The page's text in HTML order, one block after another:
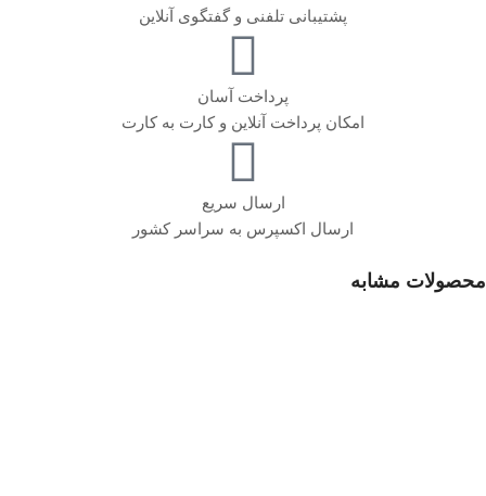
پشتیبانی تلفنی و گفتگوی آنلاین
پرداخت آسان
امکان پرداخت آنلاین و کارت به کارت
ارسال سریع
ارسال اکسپرس به سراسر کشور
محصولات مشابه